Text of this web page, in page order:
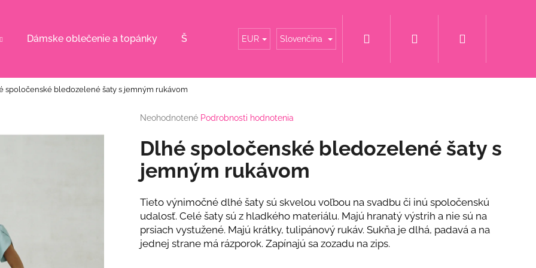
Dámske oblečenie a topánky Šaty pre svadobné mamy Šaty za super cenu Svadobné šaty
EUR Slovenčina Prihlásenie
spoločenské bledozelené šaty s jemným rukávom
Priemerné
produktu
je
0,0
hviezdičiek.
Neohodnotené Podrobnosti hodnotenia
Dlhé spoločenské bledozelené šaty s
jemným rukávom
Tieto výnimočné dlhé šaty sú skvelou voľbou na svadbu či inú spoločenskú
udalosť. Celé šaty sú z hladkého materiálu. Majú hranatý výstrih a nie sú na
prsiach vystužené. Majú krátky, tulipánový rukáv. Sukňa je dlhá, padavá a na
jednej strane má rázporok. Zapínajú sa zozadu na zips.
SPOLOČENSKÉ RUŽOVÉ ŠATY S